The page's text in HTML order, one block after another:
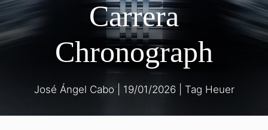
Carrera
Chronograph
José Ángel Cabo 19/01/2026| Tag Heuer